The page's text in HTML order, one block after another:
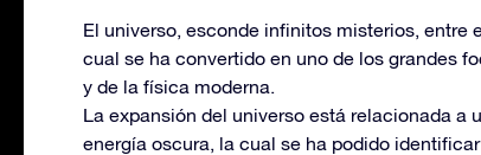
El universo, esconde infinitos misterios, entre
cual se ha convertido en uno de los grandes
y de la física moderna.
La expansión del universo está relacionada
energía oscura, la cual se ha podido